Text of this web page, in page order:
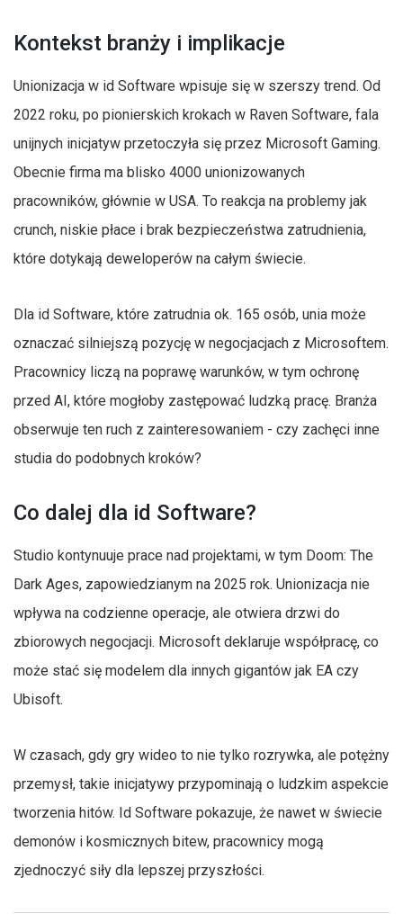
Kontekst branży i implikacje
Unionizacja w id Software wpisuje się w szerszy trend. Od
2022 roku, po pionierskich krokach w Raven Software, fala
unijnych inicjatyw przetoczyła się przez Microsoft Gaming.
Obecnie firma ma blisko 4000 unionizowanych
pracowników, głównie w USA. To reakcja na problemy jak
crunch, niskie płace i brak bezpieczeństwa zatrudnienia,
które dotykają deweloperów na całym świecie.
Dla id Software, które zatrudnia ok. 165 osób, unia może
oznaczać silniejszą pozycję w negocjacjach z Microsoftem.
Pracownicy liczą na poprawę warunków, w tym ochronę
przed AI, które mogłoby zastępować ludzką pracę. Branża
obserwuje ten ruch z zainteresowaniem - czy zachęci inne
studia do podobnych kroków?
Co dalej dla id Software?
Studio kontynuuje prace nad projektami, w tym Doom: The
Dark Ages, zapowiedzianym na 2025 rok. Unionizacja nie
wpływa na codzienne operacje, ale otwiera drzwi do
zbiorowych negocjacji. Microsoft deklaruje współpracę, co
może stać się modelem dla innych gigantów jak EA czy
Ubisoft.
W czasach, gdy gry wideo to nie tylko rozrywka, ale potężny
przemysł, takie inicjatywy przypominają o ludzkim aspekcie
tworzenia hitów. Id Software pokazuje, że nawet w świecie
demonów i kosmicznych bitew, pracownicy mogą
zjednoczyć siły dla lepszej przyszłości.